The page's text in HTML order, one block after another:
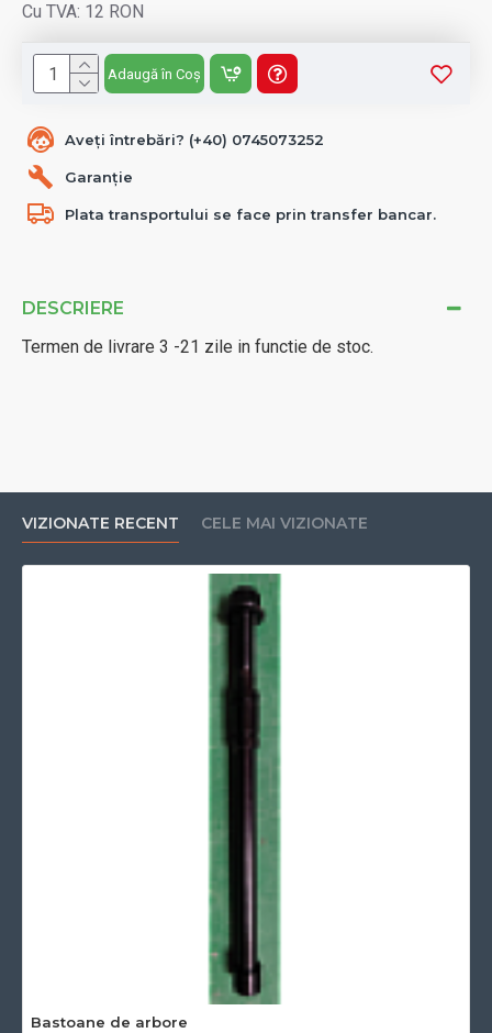
DESCRIERE
Termen de livrare 3 -21 zile in functie de stoc.
Aveți întrebări? (+40) 0745073252
Garanție
Plata transportului se face prin transfer bancar.
Cu TVA: 12 RON
Adaugă în Coș
VIZIONATE RECENT CELE MAI VIZIONATE
Bastoane de arbore